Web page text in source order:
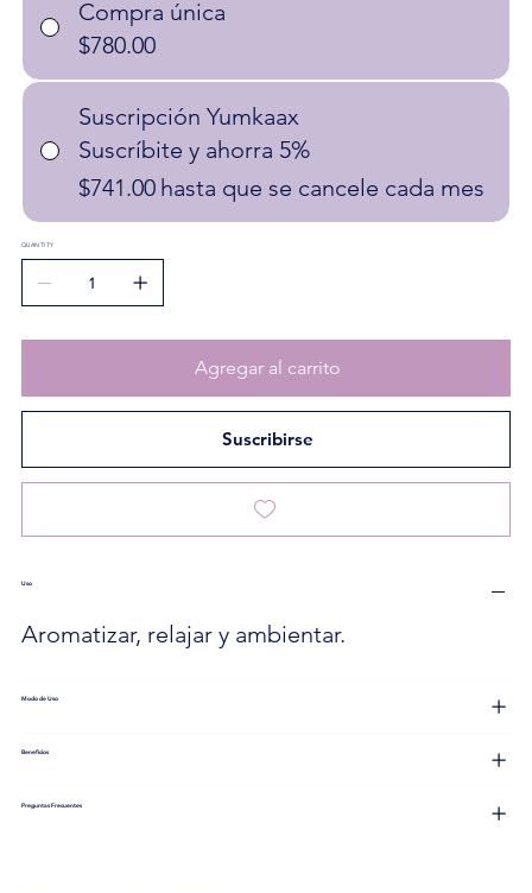
Compra única
$780.00
Suscripción Yumkaax
Suscríbite y ahorra 5%
$741.00 hasta que se cancele cada mes
QUANTITY
Agregar al carrito
Suscribirse
Uso
Aromatizar, relajar y ambientar.
Modo de Uso
Beneficios
Preguntas Frecuentes